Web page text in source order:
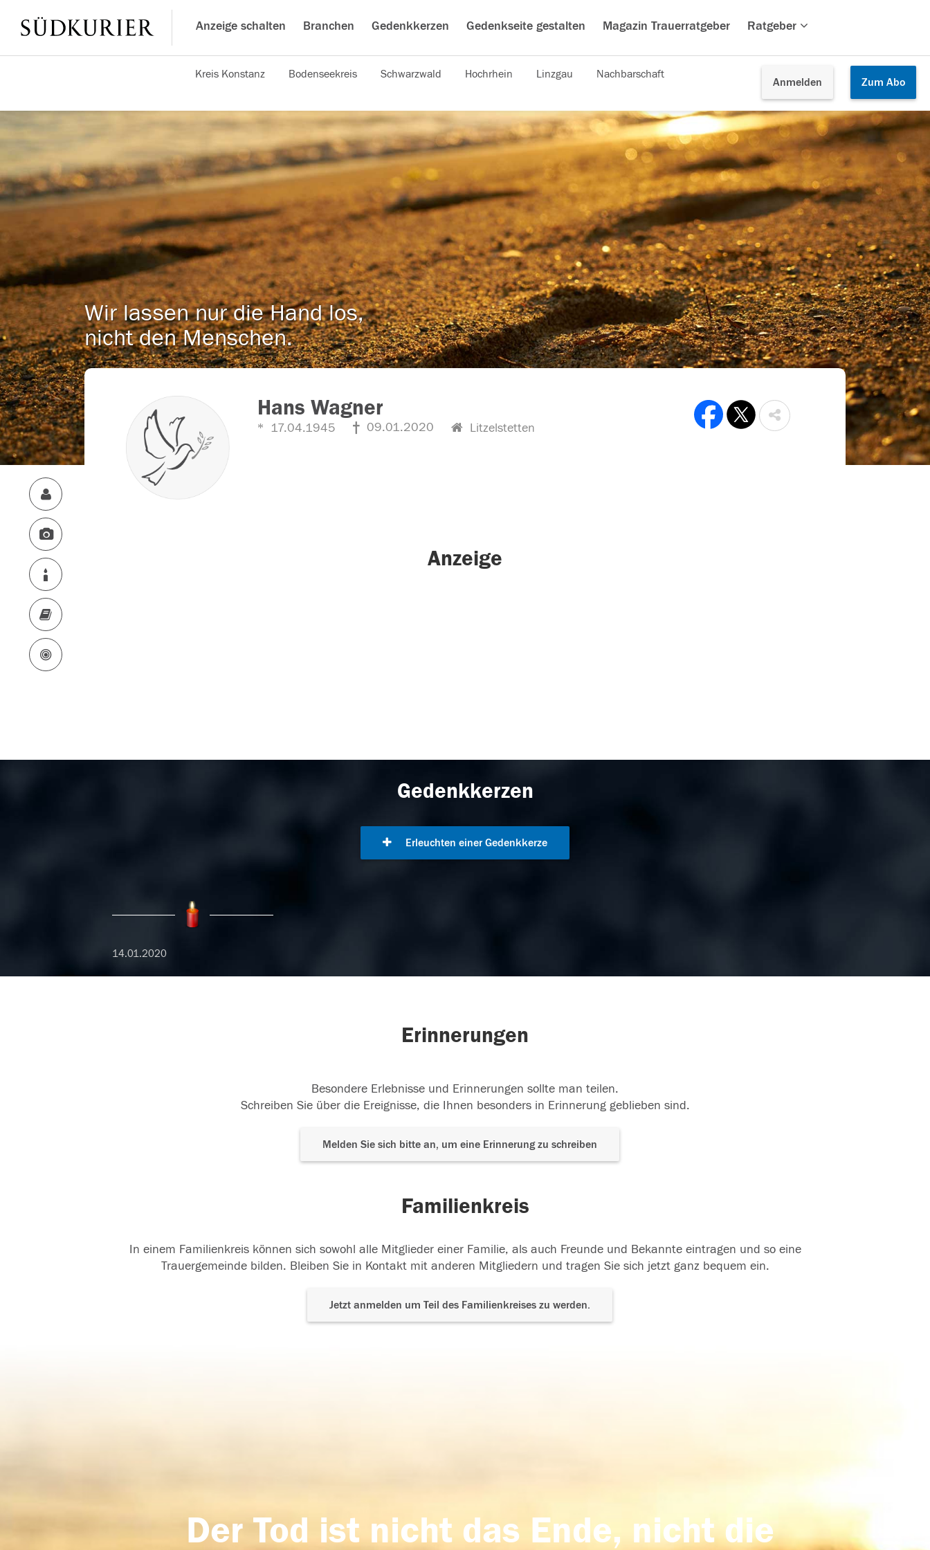
Anzeige schalten Branchen Gedenkkerzen Gedenkseite gestalten Magazin Trauerratgeber Ratgeber
Anmelden Zum Abo
Kreis Konstanz Bodenseekreis Schwarzwald Hochrhein Linzgau Nachbarschaft
Wir lassen nur die Hand los,
nicht den Menschen.
Hans Wagner
17.04.1945 09.01.2020 Litzelstetten
Anzeige
Gedenkkerzen
Erleuchten einer Gedenkkerze
14.01.2020
Erinnerungen
Besondere Erlebnisse und Erinnerungen sollte man teilen.
Schreiben Sie über die Ereignisse, die Ihnen besonders in Erinnerung geblieben sind.
Melden Sie sich bitte an, um eine Erinnerung zu schreiben
Familienkreis
In einem Familienkreis können sich sowohl alle Mitglieder einer Familie, als auch Freunde und Bekannte eintragen und so eine
Trauergemeinde bilden. Bleiben Sie in Kontakt mit anderen Mitgliedern und tragen Sie sich jetzt ganz bequem ein.
Jetzt anmelden um Teil des Familienkreises zu werden.
Der Tod ist nicht das Ende, nicht die